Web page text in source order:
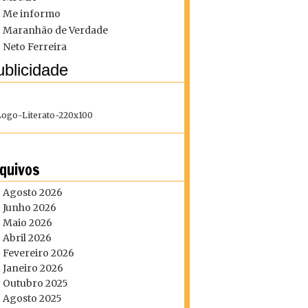
Me informo
Maranhão de Verdade
Neto Ferreira
Agosto 2026
Junho 2026
Maio 2026
Abril 2026
Fevereiro 2026
Janeiro 2026
Outubro 2025
Agosto 2025